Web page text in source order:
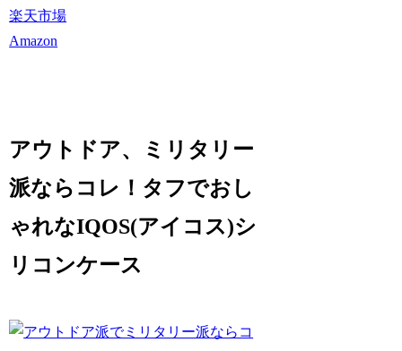
楽天市場
Amazon
アウトドア、ミリタリー
派ならコレ！タフでおし
ゃれなIQOS(アイコス)シ
リコンケース